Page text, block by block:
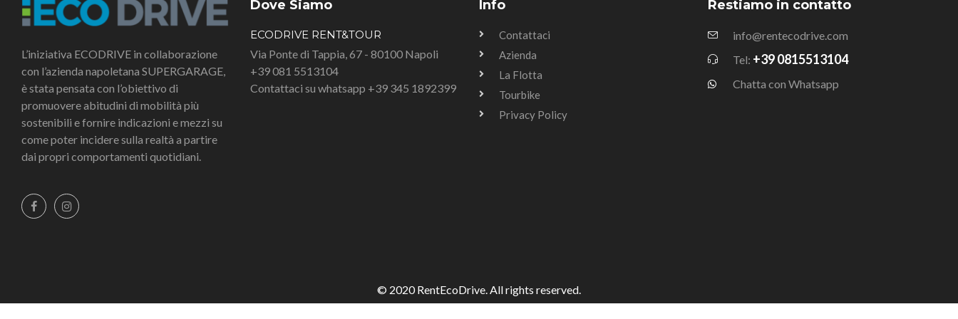
L’iniziativa ECODRIVE in collaborazione
con l’azienda napoletana SUPERGARAGE,
è stata pensata con l’obiettivo di
promuovere abitudini di mobilità più
sostenibili e fornire indicazioni e mezzi su
come poter incidere sulla realtà a partire
dai propri comportamenti quotidiani.
Dove Siamo
ECODRIVE RENT&TOUR
Via Ponte di Tappia, 67 - 80100 Napoli
+39 081 5513104
Contattaci su whatsapp +39 345 1892399
Info
Contattaci
Azienda
La Flotta
Tourbike
Privacy Policy
Restiamo in contatto
info@rentecodrive.com
Tel: +39 0815513104
Chatta con Whatsapp
© 2020 RentEcoDrive. All rights reserved.